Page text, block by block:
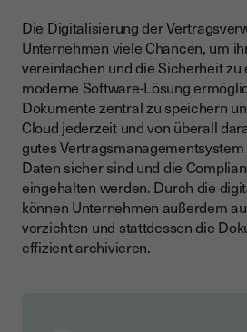
Die Digitalisierung der
Unternehmen viele Chancen, um
vereinfachen und die Sicherheit zu
moderne Software-Lösung
Dokumente zentral zu speichern
Cloud jederzeit und von überall
gutes
Daten sicher sind und die
eingehalten werden. Durch die
können Unternehmen außerdem
verzichten und stattdessen die
effizient archivieren.